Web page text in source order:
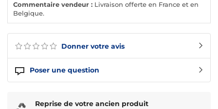
Donner votre avis
Poser une question
Commentaire vendeur : Livraison offerte en France et en
Belgique.
Reprise de votre ancien produit